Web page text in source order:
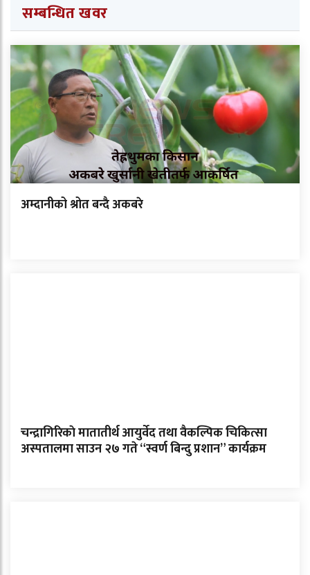
सम्बन्धित खवर
अम्दानीको श्रोत बन्दै अकबरे
चन्द्रागिरिकाे मातातीर्थ आयुर्वेद तथा वैकल्पिक चिकित्सा
अस्पतालमा साउन २७ गते “स्वर्ण बिन्दु प्रशान” कार्यक्रम